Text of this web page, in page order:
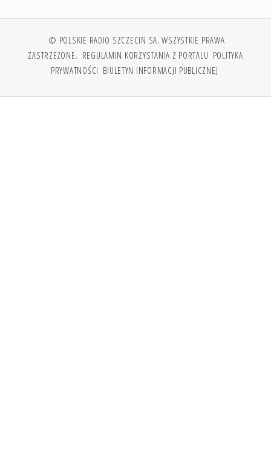
© POLSKIE RADIO SZCZECIN SA. WSZYSTKIE PRAWA
ZASTRZEŻONE. REGULAMIN KORZYSTANIA Z PORTALU POLITYKA
PRYWATNOŚCI BIULETYN INFORMACJI PUBLICZNEJ